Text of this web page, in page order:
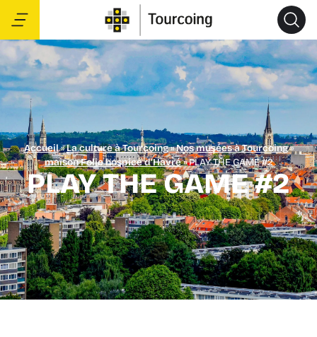
Accueil»La culture à Tourcoing»Nos musées à Tourcoing»
maison Folie hospice d’Havré»PLAY THE GAME #2
PLAY THE GAME #2